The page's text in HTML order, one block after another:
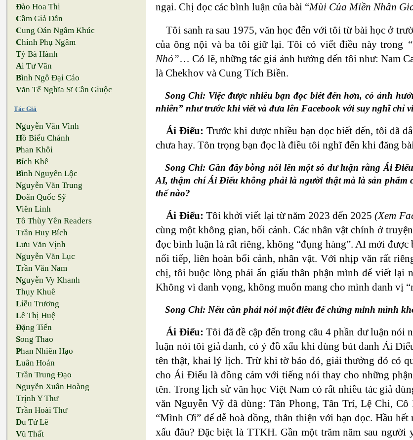
Đào Hoa Thi
Cầm Giả Dẫn
Cung Oán Ngâm Khúc
Chinh Phụ Ngâm
Tỳ Bà Hành
Ai Tư Vãn
Bình Ngô Đại Cáo
Văn Tế Nghĩa Sĩ Cần Giuộc
Tác Giả
Nguyễn Văn Vĩnh
Hồ Biểu Chánh
Phan Khôi
Bích Khê
Bình Nguyên Lộc
Nguyễn Văn Trung
Doãn Quốc Sỹ
Viên Linh
Tô Thùy Yên Readers
Trần Huy Bích
Lưu Văn Vịnh
Nguyễn Văn Lục
Trần Văn Nam
Nguyễn Vy Khanh
Thụy Khuê
Liễu Trương
Lê Thị Huệ
Đặng Tiến
Song Thao
Phan Nhiên Hạo
Luân Hoán
Trần Trung Đạo
Nguyễn Xuân Hoàng
Trịnh Y Thư
Trần Hoài Thư
Du Tử Lê
Vũ Thất
ngại. Chị đọc các bình luận của bài “Mùi Của Miền Nhân
Tôi sanh ra sau 1975, văn học đến với tôi từ bài học ở
của ông nội và ba tôi giữ lại. Tôi có viết điều này trong
Nhỏ”… Có lẽ, những tác giả ảnh hưởng đến tôi như: Nam
là Chekhov và Cung Tích Biền.
Song Chi: Việc được nhiều bạn đọc biết đến hơn, có ảnh
nhiên” như trước khi viết và đưa lên Facebook với suy nghĩ chỉ
Ái Điểu: Trước khi được nhiều bạn đọc biết đến, tôi đã
chưa hay. Tôn trọng bạn đọc là điều tôi nghĩ đến khi đăng
Song Chi: Gần đây bỗng nổi lên một số dư luận rằng Ái
AI, thậm chí Ái Điểu không phải là người thật mà là sản
thế nào?
Ái Điểu: Tôi khởi viết lại từ năm 2023 đến 2025(Xem
cùng một không gian, bối cảnh. Các nhân vật chính ở
đọc bình luận là rất riêng, không “đụng hàng”. AI mới
nối tiếp, liên hoàn bối cảnh, nhân vật. Với nhịp văn rất
chị, tôi buộc lòng phải ẩn giấu thân phận mình để viết lại
Không vì danh vọng, không muốn mang cho mình danh vị
Song Chi: Nếu cần phải nói một điều để chứng minh mình
Ái Điểu: Tôi đã đề cập đến trong câu 4 phần dư luận
luận nói tôi giả danh, có ý đồ xấu khi dùng bút danh Ái
tên thật, khai lý lịch. Trừ khi tờ báo đó, giải thưởng đó có
cho Ái Điểu là đồng cảm với tiếng nói thay cho những
tên. Trong lịch sử văn học Việt Nam có rất nhiều tác giả
văn Nguyễn Vỹ đã dùng: Tân Phong, Tân Trí, Lệ Chi,
“Mình Ơi” để dễ hoà đồng, thân thiện với bạn đọc. Hầu
xấu đâu? Đặc biệt là TTKH. Gần một trăm năm sau